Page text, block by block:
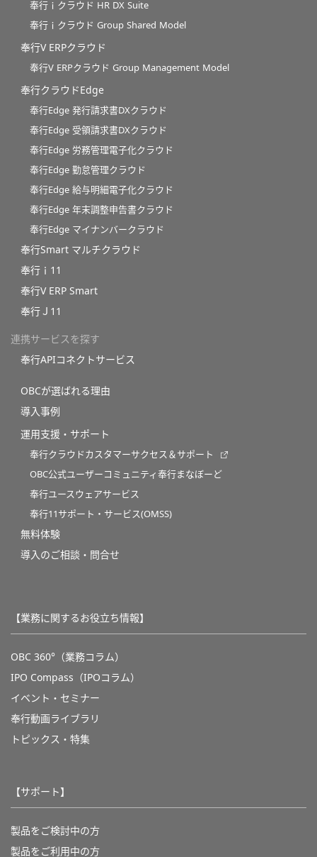
奉行ｉクラウド HR DX Suite
奉行ｉクラウド Group Shared Model
奉行V ERPクラウド
奉行V ERPクラウド Group Management Model
奉行クラウドEdge
奉行Edge 発行請求書DXクラウド
奉行Edge 受領請求書DXクラウド
奉行Edge 労務管理電子化クラウド
奉行Edge 勤怠管理クラウド
奉行Edge 給与明細電子化クラウド
奉行Edge 年末調整申告書クラウド
奉行Edge マイナンバークラウド
奉行Smart マルチクラウド
奉行ｉ11
奉行V ERP Smart
奉行Ｊ11
連携サービスを探す
奉行APIコネクトサービス
OBCが選ばれる理由
導入事例
運用支援・サポート
奉行クラウドカスタマーサクセス＆サポート
OBC公式ユーザーコミュニティ奉行まなぼーど
奉行ユースウェアサービス
奉行11サポート・サービス(OMSS)
無料体験
導入のご相談・問合せ
【業務に関するお役立ち情報】
OBC 360°（業務コラム）
IPO Compass（IPOコラム）
イベント・セミナー
奉行動画ライブラリ
トピックス・特集
【サポート】
製品をご検討中の方
製品をご利用中の方